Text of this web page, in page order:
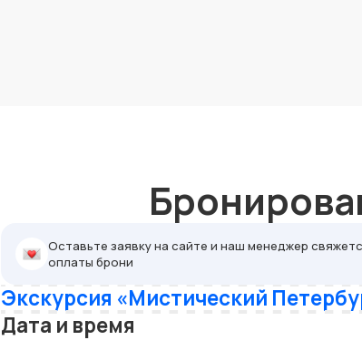
Оставьте заявку на сайте и наш менеджер
оплаты брони
Экскурсия «Мистический
Дата и время